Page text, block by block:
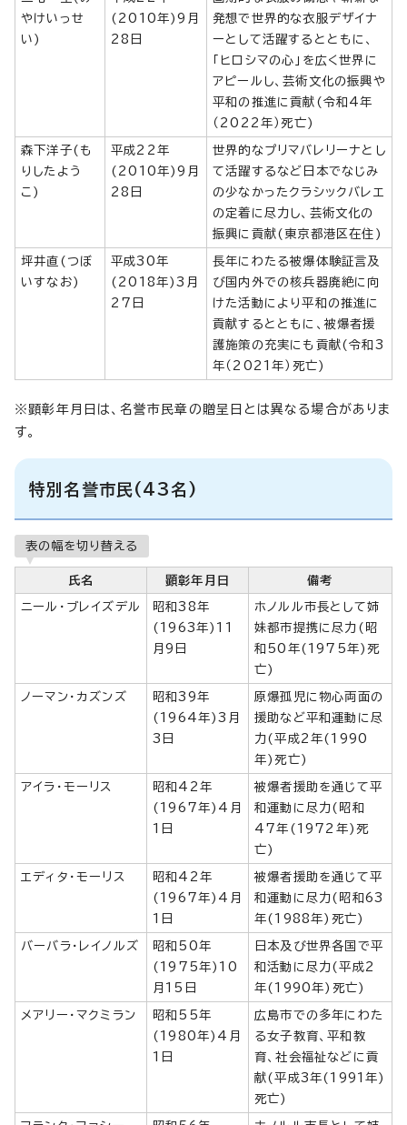
やけいっせ
い)
(2010年)9月
28日
発想で世界的な衣服デザイナ
ーとして活躍するとともに、
「ヒロシマの心」を広く世界に
アピールし、芸術文化の振興や
平和の推進に貢献(令和4年
（2022年）死亡)
森下洋子(も
りしたよう
こ)
平成22年
(2010年)9月
28日
世界的なプリマバレリーナとし
て活躍するなど日本でなじみ
の少なかったクラシックバレエ
の定着に尽力し、芸術文化の
振興に貢献(東京都港区在住)
坪井直(つぼ
いすなお)
平成30年
(2018年)3月
27日
長年にわたる被爆体験証言及
び国内外での核兵器廃絶に向
けた活動により平和の推進に
貢献するとともに、被爆者援
護施策の充実にも貢献(令和3
年（2021年）死亡)
※顕彰年月日は、名誉市民章の贈呈日とは異なる場合がありま
す。
特別名誉市民(43名)
表の幅を切り替える
氏名 顕彰年月日 備考
ニール・ブレイズデル
昭和38年
(1963年)11
月9日
ホノルル市長として姉
妹都市提携に尽力(昭
和50年(1975年)死
亡)
ノーマン・カズンズ
昭和39年
(1964年)3月
3日
原爆孤児に物心両面の
援助など平和運動に尽
力(平成2年(1990
年)死亡)
アイラ・モーリス
昭和42年
(1967年)4月
1日
被爆者援助を通じて平
和運動に尽力(昭和
47年(1972年)死
亡)
エディタ・モーリス
昭和42年
(1967年)4月
1日
被爆者援助を通じて平
和運動に尽力(昭和63
年(1988年)死亡)
バーバラ・レイノルズ
昭和50年
(1975年)10
月15日
日本及び世界各国で平
和活動に尽力(平成2
年(1990年)死亡)
メアリー・マクミラン
昭和55年
(1980年)4月
1日
広島市での多年にわた
る女子教育、平和教
育、社会福祉などに貢
献(平成3年(1991年)
死亡)